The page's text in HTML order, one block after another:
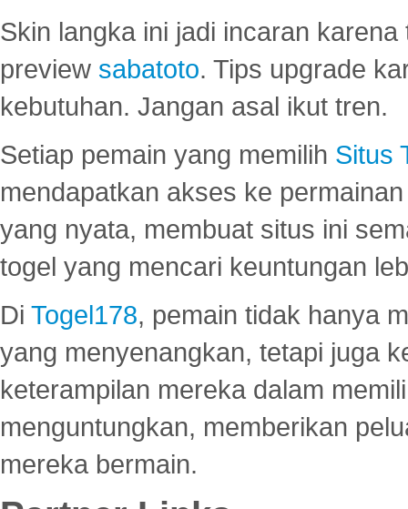
Skin langka ini jadi incaran
preview sabatoto. Tips upgrade
kebutuhan. Jangan asal ikut tren.
Setiap pemain yang memilih Situs
mendapatkan akses ke
yang nyata, membuat situs ini
togel yang mencari keuntungan
Di Togel178, pemain tidak hanya
yang menyenangkan, tetapi juga
keterampilan mereka dalam
menguntungkan, memberikan
mereka bermain.